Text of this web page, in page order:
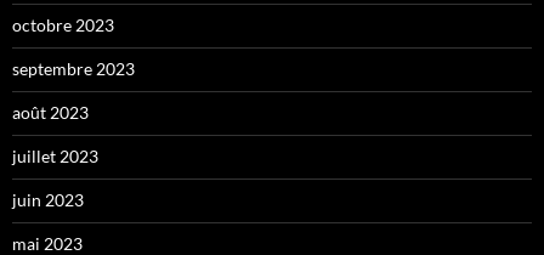
octobre 2023
septembre 2023
août 2023
juillet 2023
juin 2023
mai 2023